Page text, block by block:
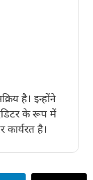
है। इन्होंने
के रूप में
कार्यरत है।